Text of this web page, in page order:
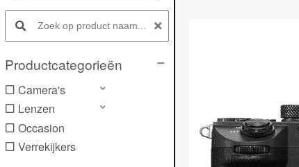
Search products:
Productcategorieën
Camera's
Lenzen
Occasion
Verrekijkers